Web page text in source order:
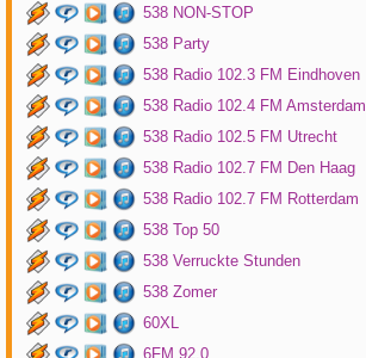
538 NON-STOP
538 Party
538 Radio 102.3 FM Eindhoven
538 Radio 102.4 FM Amsterdam
538 Radio 102.5 FM Utrecht
538 Radio 102.7 FM Den Haag
538 Radio 102.7 FM Rotterdam
538 Top 50
538 Verruckte Stunden
538 Zomer
60XL
6FM 92.0